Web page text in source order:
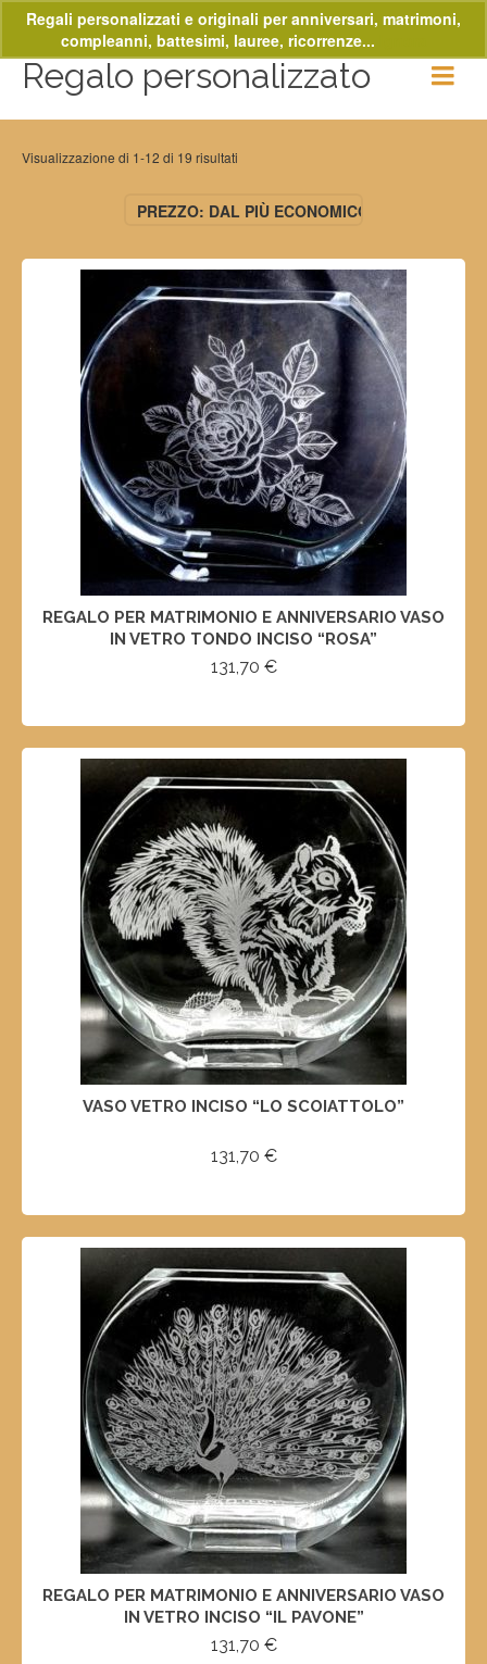
Regalo personalizzato
Visualizzazione di 1-12 di 19 risultati
PREZZO: DAL PIÙ ECONOMICO
REGALO PER MATRIMONIO E ANNIVERSARIO VASO
IN VETRO TONDO INCISO “ROSA”
131,70 €
VASO VETRO INCISO “LO SCOIATTOLO”
131,70 €
REGALO PER MATRIMONIO E ANNIVERSARIO VASO
IN VETRO INCISO “IL PAVONE”
131,70 €
Regali personalizzati e originali per anniversari, matrimoni,
compleanni, battesimi, lauree, ricorrenze...